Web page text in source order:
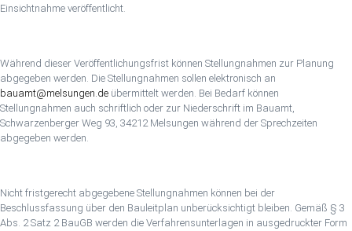
Einsichtnahme veröffentlicht.
Während dieser Veröffentlichungsfrist können Stellungnahmen zur Planung
abgegeben werden. Die Stellungnahmen sollen elektronisch an
bauamt@melsungen.de übermittelt werden. Bei Bedarf können
Stellungnahmen auch schriftlich oder zur Niederschrift im Bauamt,
Schwarzenberger Weg 93, 34212 Melsungen während der Sprechzeiten
abgegeben werden.
Nicht fristgerecht abgegebene Stellungnahmen können bei der
Beschlussfassung über den Bauleitplan unberücksichtigt bleiben. Gemäß § 3
Abs. 2 Satz 2 BauGB werden die Verfahrensunterlagen in ausgedruckter Form